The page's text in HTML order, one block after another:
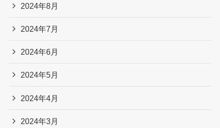
2024年8月
2024年7月
2024年6月
2024年5月
2024年4月
2024年3月